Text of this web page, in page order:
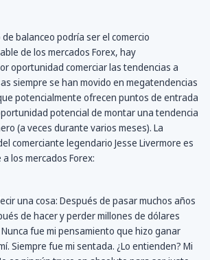
balanceo podría ser el comercio
de los mercados Forex, hay
oportunidad comerciar las tendencias a
siempre se han movido en megatendencias
potencialmente ofrecen puntos de entrada
potencial de montar una tendencia
(a veces durante varios meses). La
comerciante legendario Jesse Livermore es
los mercados Forex:
una cosa: Después de pasar muchos años
de hacer y perder millones de dólares
fue mi pensamiento que hizo ganar
Siempre fue mi sentada. ¿Lo entienden? Mi